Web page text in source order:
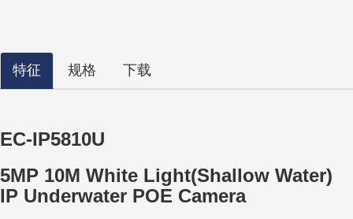
特征 规格 下载
EC-IP5810U
5MP 10M White Light(Shallow Water)
IP Underwater POE Camera